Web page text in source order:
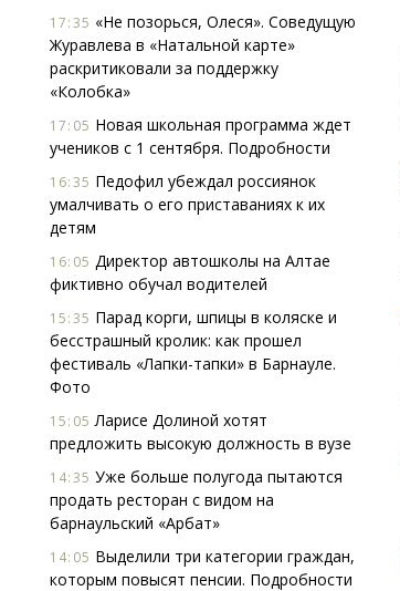
17:35 «Не позорься, Олеся». Соведущую
Журавлева в «Натальной карте»
раскритиковали за поддержку
«Колобка»
17:05 Новая школьная программа ждет
учеников с 1 сентября. Подробности
16:35 Педофил убеждал россиянок
умалчивать о его приставаниях к их
детям
16:05 Директор автошколы на Алтае
фиктивно обучал водителей
15:35 Парад корги, шпицы в коляске и
бесстрашный кролик: как прошел
фестиваль «Лапки-тапки» в Барнауле.
Фото
15:05 Ларисе Долиной хотят
предложить высокую должность в вузе
14:35 Уже больше полугода пытаются
продать ресторан с видом на
барнаульский «Арбат»
14:05 Выделили три категории граждан,
которым повысят пенсии. Подробности